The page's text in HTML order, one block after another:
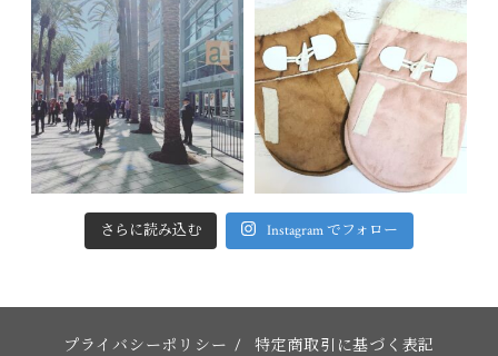
さらに読み込む Instagram でフォロー
プライバシーポリシー / 特定商取引に基づく表記